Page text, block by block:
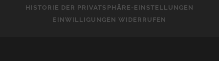
HISTORIE DER PRIVATSPHÄRE-EINSTELLUNGEN
EINWILLIGUNGEN WIDERRUFEN